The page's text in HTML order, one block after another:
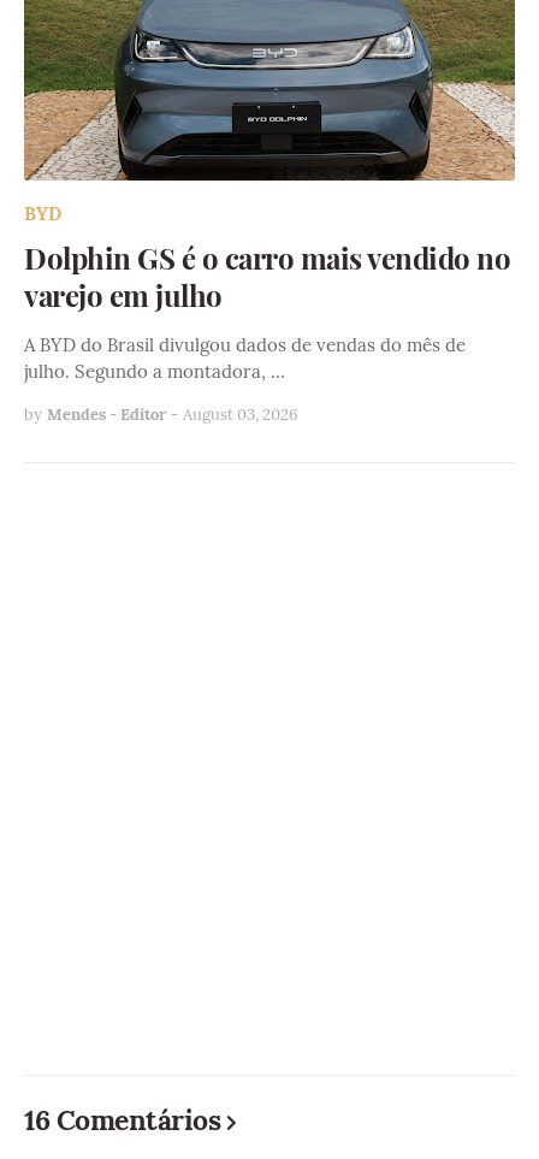
BYD
Dolphin GS é o carro mais vendido no
varejo em julho
A BYD do Brasil divulgou dados de vendas do mês de
julho. Segundo a montadora, …
by Mendes - Editor - August 03, 2026
16 Comentários